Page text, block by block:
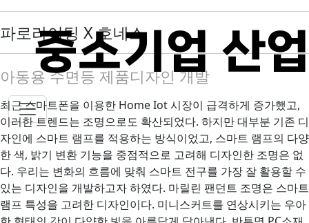
파로라이팅 X 호네스
아동용 수면등 제품디자인 개발
최근 스마트폰을 이용한 Home Iot 시장이 급격하게 증가했고,
이러한 트렌드는 조명으로도 확산되었다. 하지만 대부분 기존 디
자인에 스마트 램프를 적용하는 방식이었고, 스마트 램프의 다양
한 색, 밝기 변환 기능을 중점적으로 고려해 디자인한 조명은 없
다. 우리는 변화의 흐름에 맞춰 스마트 전구를 가장 잘 활용할 수
있는 디자인을 개발하고자 하였다. 마릴린 팬던트 조명은 스마트
램프 특성을 고려한 디자인이다. 미니스커트를 연상시키는 우아